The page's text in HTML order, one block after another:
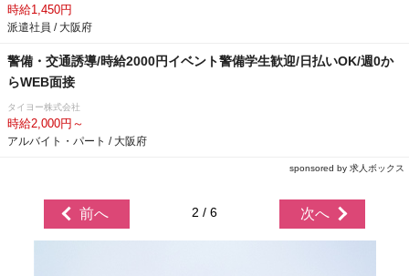
時給1,450円
派遣社員 / 大阪府
警備・交通誘導/時給2000円イベント警備学生歓迎/日払いOK/週0か
らWEB面接
タイヨー株式会社
時給2,000円～
アルバイト・パート / 大阪府
sponsored by 求人ボックス
前へ 2 / 6 次へ